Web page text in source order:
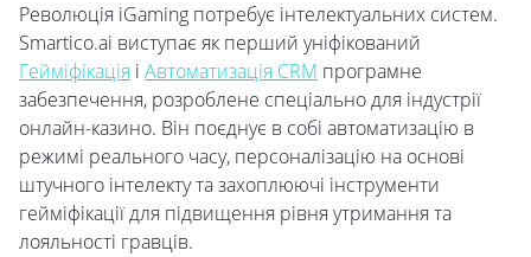
Революція iGaming потребує інтелектуальних систем.
Smartico.ai виступає як перший уніфікований
Гейміфікація і Автоматизація CRM програмне
забезпечення, розроблене спеціально для індустрії
онлайн-казино. Він поєднує в собі автоматизацію в
режимі реального часу, персоналізацію на основі
штучного інтелекту та захоплюючі інструменти
гейміфікації для підвищення рівня утримання та
лояльності гравців.